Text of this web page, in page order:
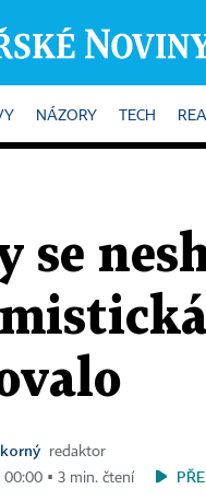
NÁZORY TECH
se
redaktor
00:00 ▪ 3 min. čtení